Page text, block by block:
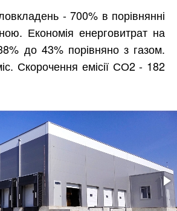
- 700% в порівнянні
Економія енерговитрат на
до 43% порівняно з газом.
Скорочення емісії СО2 - 182